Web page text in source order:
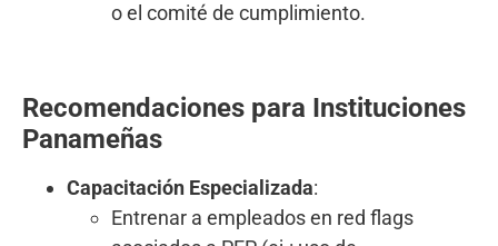
o el comité de cumplimiento.
Recomendaciones para Instituciones
Panameñas
Capacitación Especializada:
Entrenar a empleados en red flags